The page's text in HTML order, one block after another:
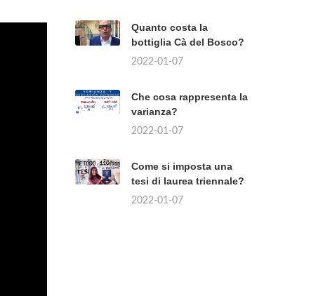
Quanto costa la
bottiglia Cà del Bosco?
2022-01-07
Che cosa rappresenta la
varianza?
2022-01-07
Come si imposta una
tesi di laurea triennale?
2022-01-07